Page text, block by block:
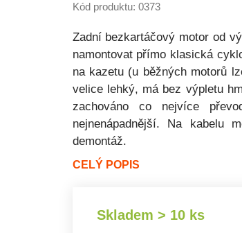
Kód produktu: 0373
Zadní bezkartáčový motor od
namontovat přímo klasická
na kazetu (u běžných motorů
velice lehký, má bez výpletu
zachováno co nejvíce
nejnenápadnější. Na kabelu
demontáž.
CELÝ POPIS
Skladem > 10 ks